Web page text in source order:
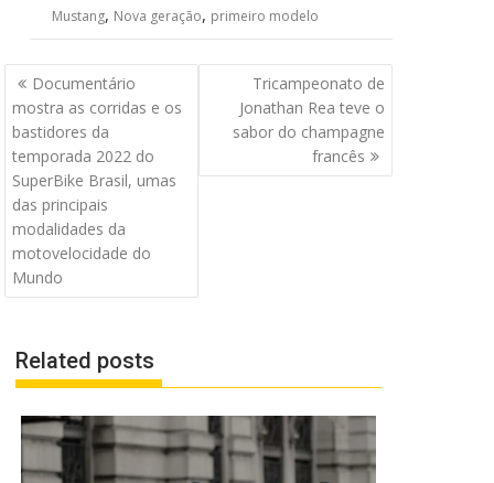
Mustang, Nova geração, primeiro modelo
Navegação
de
Post
Documentário
mostra as corridas e os
bastidores da
temporada 2022 do
SuperBike Brasil, umas
das principais
modalidades da
motovelocidade do
Mundo
Tricampeonato de
Jonathan Rea teve o
sabor do champagne
francês
Related posts